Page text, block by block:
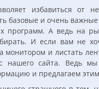
избавиться от
базовые и очень важные
программ. А ведь на
И если вам не
монитором и листать
нашего сайта. Ведь
и предлагаем этим